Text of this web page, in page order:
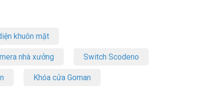
khuôn mặt
nhà xưởng Switch Scodeno
Khóa cửa Goman